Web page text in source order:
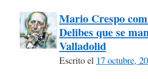
Mario Crespo
Delibes que se
Valladolid
Escrito el 17 octubre,